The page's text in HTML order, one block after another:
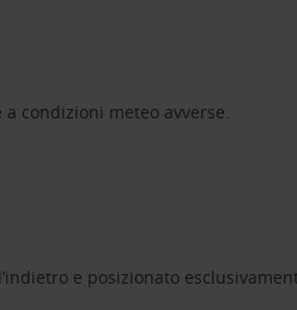
condizioni meteo avverse.
e posizionato